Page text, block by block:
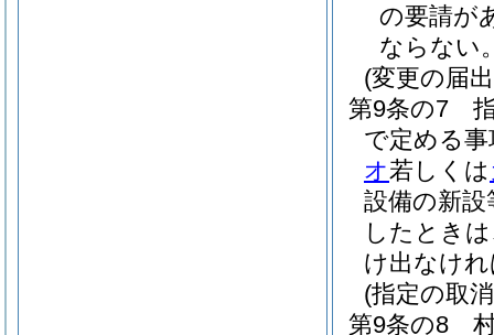
の要請が
ならない
(変更の届
第9条の7
で定める
オ若しくは
設備の新
したとき
け出なけ
(指定の取
第9条の8